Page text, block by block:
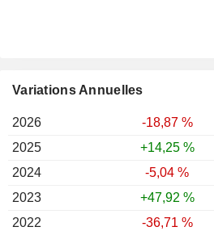
Variations Annuelles
2026
-18,87 %
2025
+14,25 %
2024
-5,04 %
2023
+47,92 %
2022
-36,71 %